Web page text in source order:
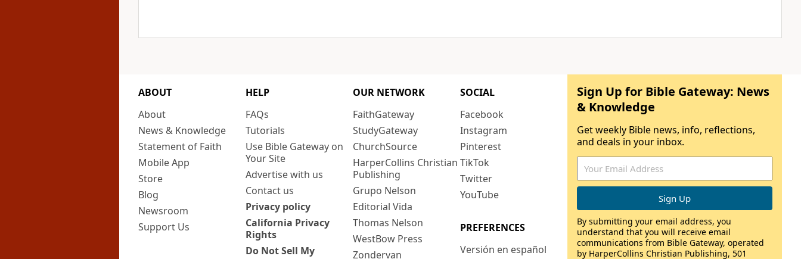
ABOUT
About
News & Knowledge
Statement of Faith
Mobile App
Store
Blog
Newsroom
Support Us
HELP
FAQs
Tutorials
Use Bible Gateway on
Your Site
Advertise with us
Contact us
Privacy policy
California Privacy
Rights
Do Not Sell My
OUR NETWORK
FaithGateway
StudyGateway
ChurchSource
HarperCollins Christian
Publishing
Grupo Nelson
Editorial Vida
Thomas Nelson
WestBow Press
Zondervan
SOCIAL
Facebook
Instagram
Pinterest
TikTok
Twitter
YouTube
PREFERENCES
Versión en español
Sign Up for Bible Gateway: News
& Knowledge
Get weekly Bible news, info, reflections,
and deals in your inbox.
By submitting your email address, you
understand that you will receive email
communications from Bible Gateway, operated
by HarperCollins Christian Publishing, 501